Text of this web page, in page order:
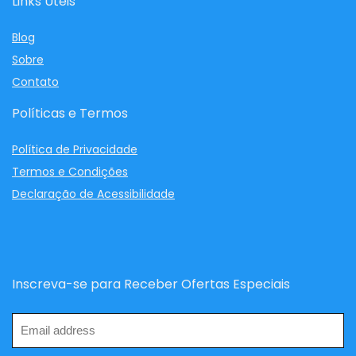
Blog
Sobre
Contato
Políticas e Termos
Política de Privacidade
Termos e Condições
Declaração de Acessibilidade
Inscreva-se para Receber Ofertas Especiais